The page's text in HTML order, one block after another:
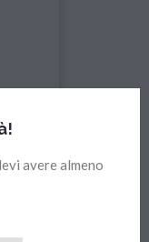
avere almeno